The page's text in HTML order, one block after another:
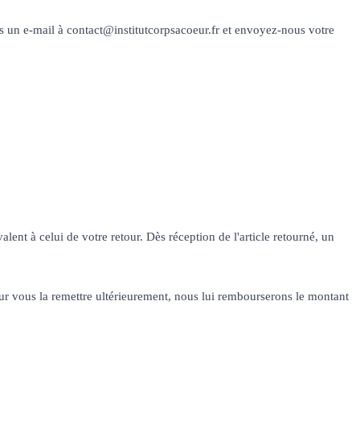
e-mail à contact@institutcorpsacoeur.fr et envoyez-nous votre
à celui de votre retour. Dès réception de l'article retourné, un
vous la remettre ultérieurement, nous lui rembourserons le montant